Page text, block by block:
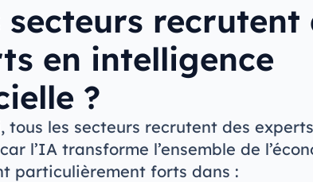
secteurs recrutent
en intelligence
?
tous les secteurs recrutent des
l’IA transforme l’ensemble de
particulièrement forts dans :